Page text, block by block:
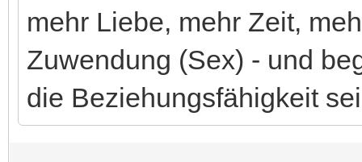
mehr Liebe, mehr Zeit,
Zuwendung (Sex) - und
die Beziehungsfähigkeit